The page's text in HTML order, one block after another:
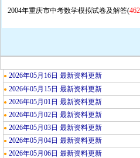
2004年重庆市中考数学模拟试卷及解答(
● 2026年05月16日 最新资料更新
● 2026年05月15日 最新资料更新
● 2026年05月01日 最新资料更新
● 2026年05月02日 最新资料更新
● 2026年05月03日 最新资料更新
● 2026年05月04日 最新资料更新
● 2026年05月06日 最新资料更新